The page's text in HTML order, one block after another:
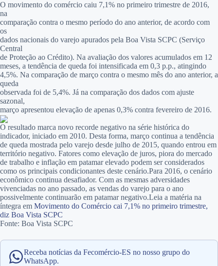
O movimento do comércio caiu 7,1% no primeiro trimestre de 2016,
na
comparação contra o mesmo período do ano anterior, de acordo com
os
dados nacionais do varejo apurados pela Boa Vista SCPC (Serviço
Central
de Proteção ao Crédito). Na avaliação dos valores acumulados em 12
meses, a tendência de queda foi intensificada em 0,3 p.p., atingindo
4,5%. Na comparação de março contra o mesmo mês do ano anterior, a
queda
observada foi de 5,4%. Já na comparação dos dados com ajuste
sazonal,
março apresentou elevação de apenas 0,3% contra fevereiro de 2016.
O resultado marca novo recorde negativo na série histórica do
indicador, iniciado em 2010. Desta forma, março continua a tendência
de queda mostrada pelo varejo desde julho de 2015, quando entrou em
território negativo. Fatores como elevação de juros, piora do mercado
de trabalho e inflação em patamar elevado podem ser considerados
como os principais condicionantes deste cenário.Para 2016, o cenário
econômico continua desafiador. Com as mesmas adversidades
vivenciadas no ano passado, as vendas do varejo para o ano
possivelmente continuarão em patamar negativo.Leia a matéria na
íntegra em Movimento do Comércio cai 7,1% no primeiro trimestre,
diz Boa Vista SCPC
Fonte: Boa Vista SCPC
Receba notícias da Fecomércio-ES no nosso grupo do
WhatsApp.